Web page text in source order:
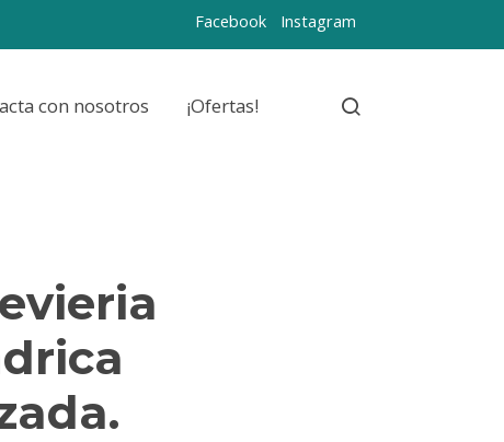
Facebook Instagram
con nosotros ¡Ofertas!